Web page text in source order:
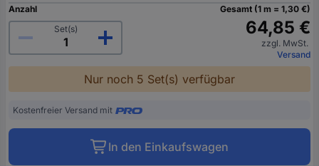
Anzahl
Set(s)
Gesamt (1 m = 1,30 €)
64,85 €
zzgl. MwSt.
Versand
Nur noch 5 Set(s) verfügbar
Kostenfreier Versand mit
In den Einkaufswagen